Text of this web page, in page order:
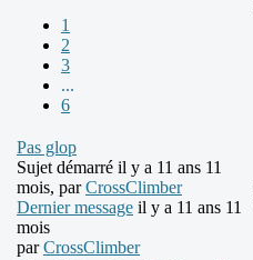
1
2
3
...
6
Pas glop
Sujet démarré il y a 11 ans 11
mois, parCrossClimber
Dernier message il y a 11 ans 11
mois
parCrossClimber